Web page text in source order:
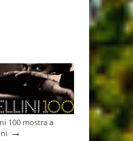
100 mostra a
→